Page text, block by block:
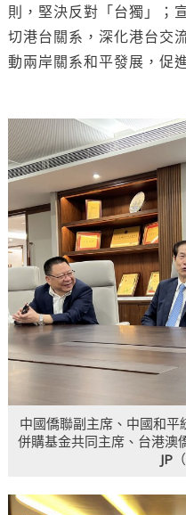
則，堅決反對「台獨」；
切港台關系，深化港台交
動兩岸關系和平發展，促
中國僑聯副主席、中國和
併購基金共同主席、台港澳
JP